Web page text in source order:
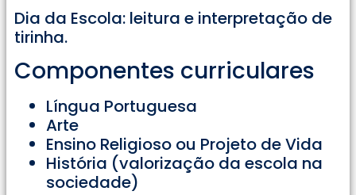
Dia da Escola: leitura e interpretação de
tirinha.
Componentes curriculares
Língua Portuguesa
Arte
Ensino Religioso ou Projeto de Vida
História (valorização da escola na
sociedade)